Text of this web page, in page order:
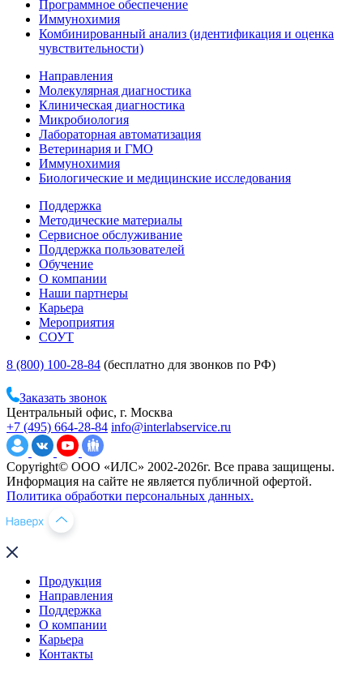
Программное обеспечение
Иммунохимия
Комбинированный анализ (идентификация и оценка
чувствительности)
Направления
Молекулярная диагностика
Клиническая диагностика
Микробиология
Лабораторная автоматизация
Ветеринария и ГМО
Иммунохимия
Биологические и медицинские исследования
Поддержка
Методические материалы
Сервисное обслуживание
Поддержка пользователей
Обучение
О компании
Наши партнеры
Карьера
Мероприятия
СОУТ
8 (800) 100-28-84 (бесплатно для звонков по РФ)
Заказать звонок
Центральный офис, г. Москва
+7 (495) 664-28-84 info@interlabservice.ru
Copyright© ООО «ИЛС» 2002-2026г. Все права защищены.
Информация на сайте не является публичной офертой.
Политика обработки персональных данных.
Продукция
Направления
Поддержка
О компании
Карьера
Контакты